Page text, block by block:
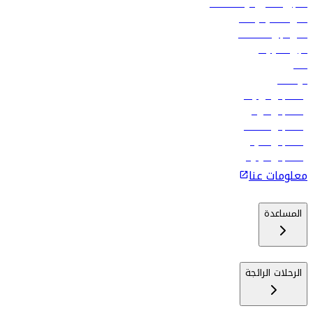
تسجيل الدخول لوكلاء السفر
أدنى أسعار الرحلات
فلاي دبي للعطلات
تأجير السيارات
فنادق
الوظائف
رحلات إلى تبيليسي
رحلات إلى الرياض
رحلات إلى مسقط
رحلات إلى ماليه
رحلات إلى كولومبو
معلومات عنا
المساعدة
الرحلات الرائجة